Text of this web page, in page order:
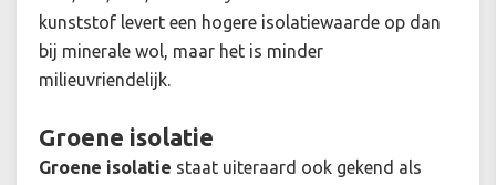
kunststof levert een hogere isolatiewaarde op dan
bij minerale wol, maar het is minder
milieuvriendelijk.
Groene isolatie
Groene isolatie staat uiteraard ook gekend als